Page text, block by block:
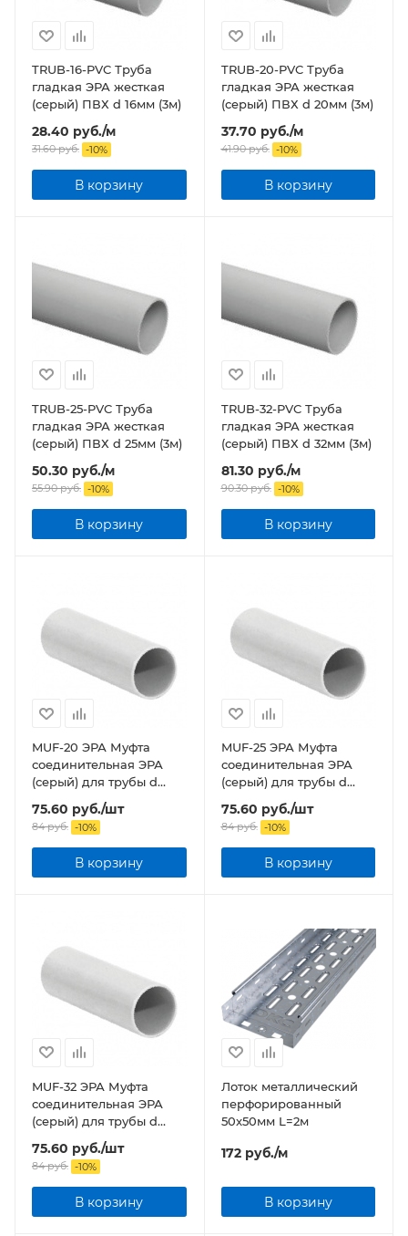
TRUB-16-PVC Труба
гладкая ЭРА жесткая
(серый) ПВХ d 16мм (3м)
28.40 руб./м
31.60руб. -10%
В корзину
TRUB-20-PVC Труба
гладкая ЭРА жесткая
(серый) ПВХ d 20мм (3м)
37.70 руб./м
41.90руб. -10%
В корзину
TRUB-25-PVC Труба
гладкая ЭРА жесткая
(серый) ПВХ d 25мм (3м)
50.30 руб./м
55.90руб. -10%
В корзину
TRUB-32-PVC Труба
гладкая ЭРА жесткая
(серый) ПВХ d 32мм (3м)
81.30 руб./м
90.30руб. -10%
В корзину
MUF-20 ЭРА Муфта
соединительная ЭРА
(серый) для трубы d
75.60 руб./шт
84руб. -10%
В корзину
MUF-25 ЭРА Муфта
соединительная ЭРА
(серый) для трубы d
75.60 руб./шт
84руб. -10%
В корзину
MUF-32 ЭРА Муфта
соединительная ЭРА
(серый) для трубы d
75.60 руб./шт
84руб. -10%
В корзину
Лоток металлический
перфорированный
50x50мм L=2м
172руб./м
В корзину